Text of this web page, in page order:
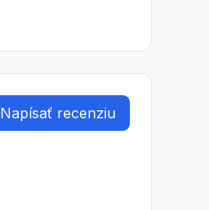
Napísať recenziu